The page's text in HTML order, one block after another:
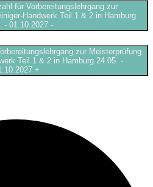
für Vorbereitungslehrgang zur
Handwerk Teil 1 & 2 in Hamburg
- 01.10.2027 -
zur Meisterprüfung
Teil 1 & 2 in Hamburg 24.05. -
+